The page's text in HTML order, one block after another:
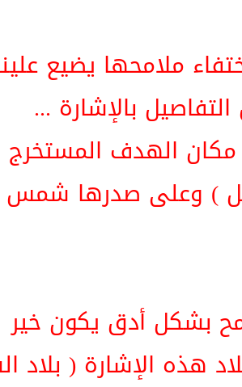
ملامحها يضيع
بالإشارة ...
مكان الهدف المستخرج
) وعلى صدرها
بشكل أدق يكون خير
هذه الإشارة ( بلاد